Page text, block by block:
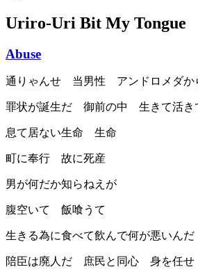
Uriro-Uri Bit My Tongue
Abuse
通りゃんせ 当男性 アンドロメダか
罪状が誕生だ 御前の中 生きて活き
息て居ない生命 生命
町に奉行 故に死産
男が何だか知らねえが
腹空いて 飯喰うて
生きる為に食べて飲んで何が悪いんだ
陪臣は廃人だ 庶民と同心 身を任せ